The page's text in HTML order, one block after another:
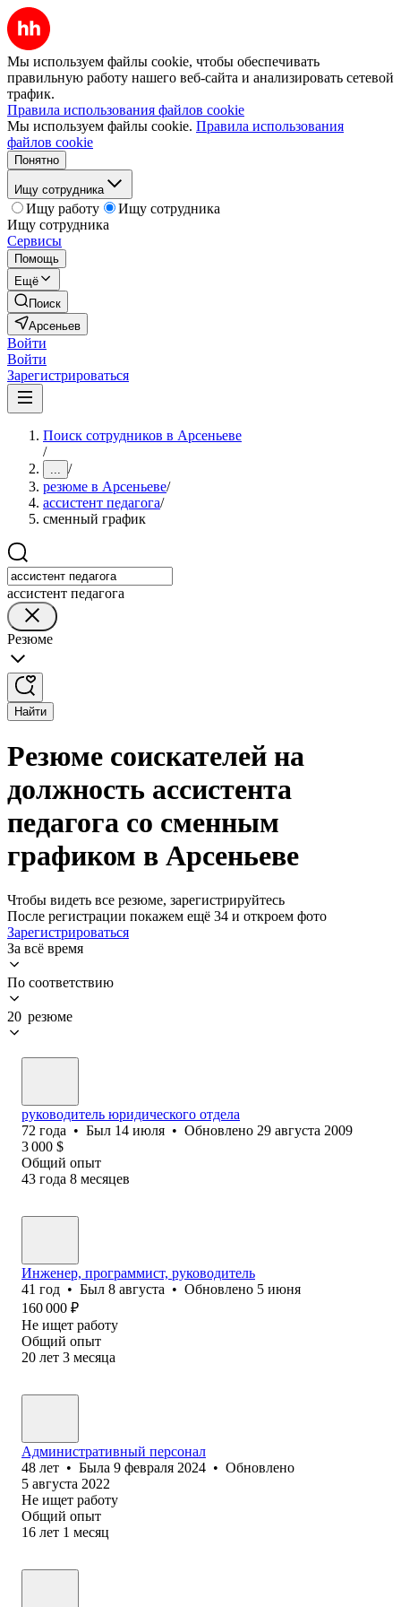
Мы используем файлы cookie, чтобы обеспечивать
правильную работу нашего веб-сайта и анализировать сетевой
трафик.
Правила использования файлов cookie
Мы используем файлы cookie. Правила использования
файлов cookie
Понятно
Ищу сотрудника
Ищу работу
Ищу сотрудника
Ищу сотрудника
Сервисы
Помощь
Ещё
Поиск
Арсеньев
Войти
Войти
Зарегистрироваться
Поиск сотрудников в Арсеньеве
/
... /
резюме в Арсеньеве/
ассистент педагога/
сменный график
ассистент педагога
Резюме
Найти
Резюме соискателей на
должность ассистента
педагога со сменным
графиком в Арсеньеве
Чтобы видеть все резюме, зарегистрируйтесь
После регистрации покажем ещё 34 и откроем фото
Зарегистрироваться
За всё время
По соответствию
20 резюме
руководитель юридического отдела
72 года • Был 14 июля • Обновлено 29 августа 2009
3 000 $
Общий опыт
43 года 8 месяцев
Инженер, программист, руководитель
41 год • Был 8 августа • Обновлено 5 июня
160 000 ₽
Не ищет работу
Общий опыт
20 лет 3 месяца
Административный персонал
48 лет • Была 9 февраля 2024 • Обновлено
5 августа 2022
Не ищет работу
Общий опыт
16 лет 1 месяц